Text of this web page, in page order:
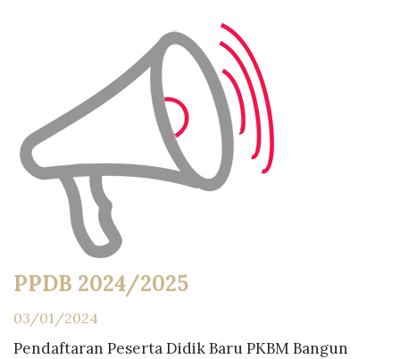
PPDB 2024/2025
03/01/2024
Pendaftaran Peserta Didik Baru PKBM Bangun